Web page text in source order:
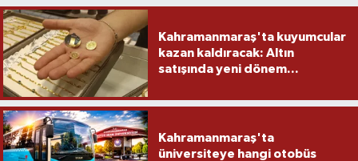
Kahramanmaraş'ta kuyumcular
kazan kaldıracak: Altın
satışında yeni dönem...
Kahramanmaraş'ta
üniversiteye hangi otobüs